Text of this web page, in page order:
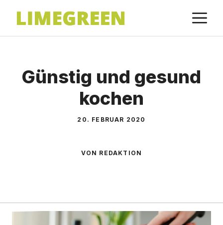
Inhalt
springen
Günstig und gesund
kochen
20. FEBRUAR 2020
VON REDAKTION